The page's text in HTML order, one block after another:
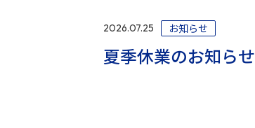
2026.07.25 お知らせ
夏季休業のお知らせ